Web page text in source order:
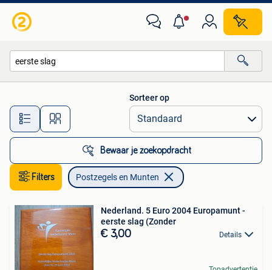
Alle afstanden…
Sorteer op
Bewaar je zoekopdracht
Filters Postzegels en Munten
Nederland. 5 Euro 2004 Europamunt -
eerste slag (Zonder
€ 3,00 Details